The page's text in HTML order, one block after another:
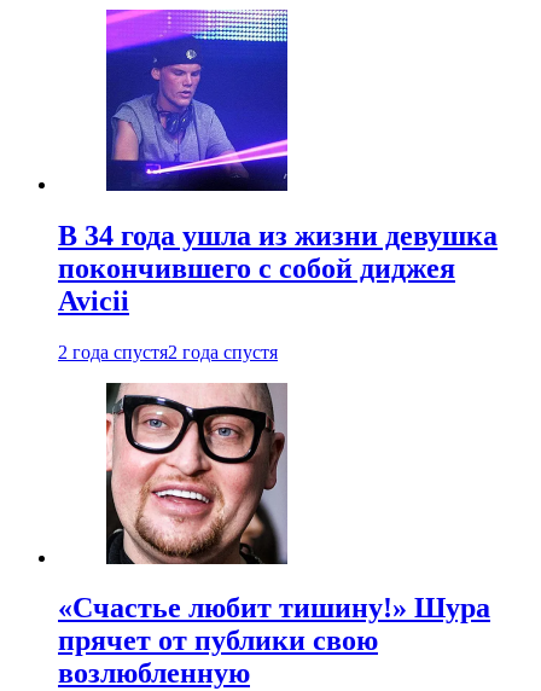
В 34 года ушла из жизни девушка
покончившего с собой диджея
Avicii
2 года спустя2 года спустя
«Счастье любит тишину!» Шура
прячет от публики свою
возлюбленную